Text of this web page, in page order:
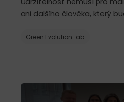
ani dalšího člověka, který
Green Evolution Lab